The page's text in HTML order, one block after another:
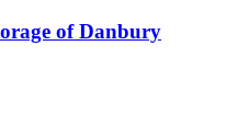
of Danbury